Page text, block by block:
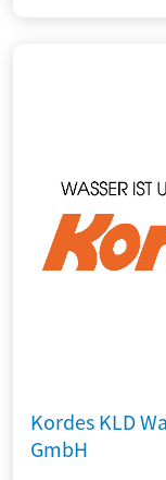
Kordes KLD
GmbH